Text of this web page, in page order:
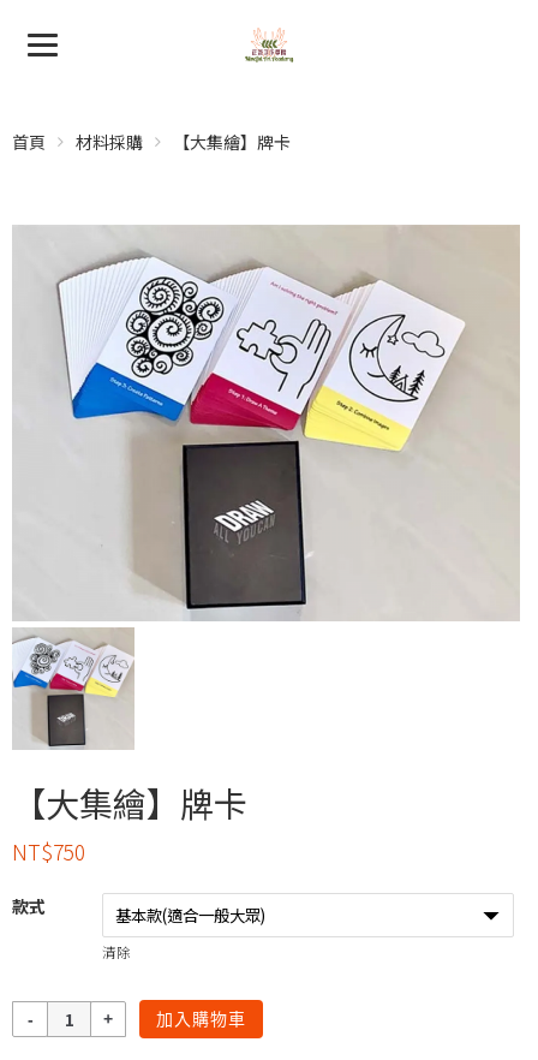
首頁 材料採購 【大集繪】牌卡
【大集繪】牌卡
NT$750
款式
清除
量
加入購物車